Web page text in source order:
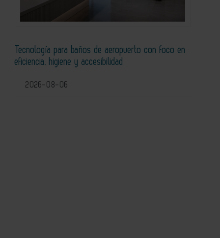
Tecnología para baños de aeropuerto con foco en
eficiencia, higiene y accesibilidad
2026-08-06